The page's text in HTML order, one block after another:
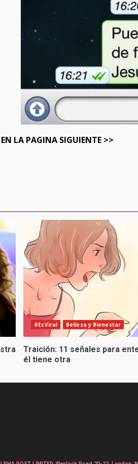
LA PAGINA SIGUIENTE >>
#EsViral Belleza y Bienestar
Traición: 11 señales para
él tiene otra